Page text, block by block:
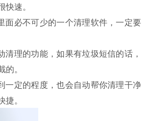
速。
面必不可少的一个清理软件，一定要
清理的功能，如果有垃圾短信的话，
。
一定的程度，也会自动帮你清理干净
。